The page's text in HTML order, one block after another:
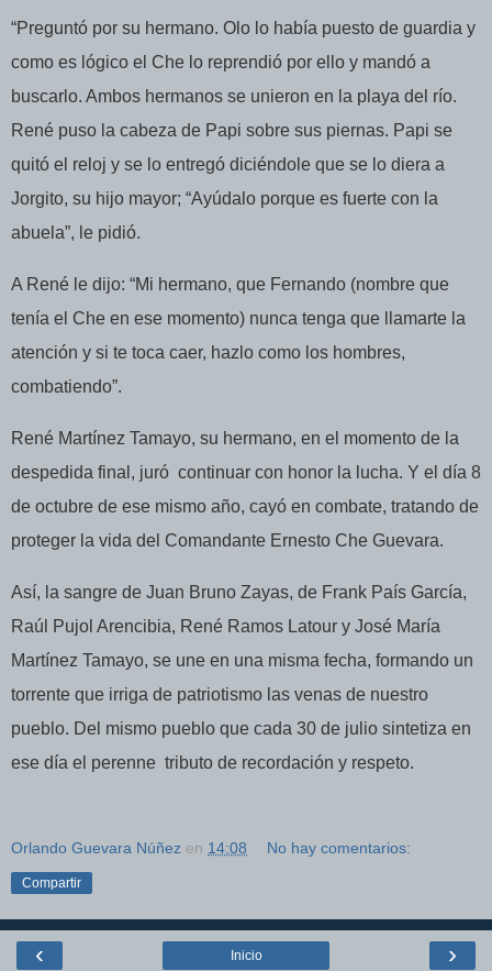
“Preguntó por su hermano. Olo lo había puesto de guardia y
como es lógico el Che lo reprendió por ello y mandó a
buscarlo. Ambos hermanos se unieron en la playa del río.
René puso la cabeza de Papi sobre sus piernas. Papi se
quitó el reloj y se lo entregó diciéndole que se lo diera a
Jorgito, su hijo mayor; “Ayúdalo porque es fuerte con la
abuela”, le pidió.
A René le dijo: “Mi hermano, que Fernando (nombre que
tenía el Che en ese momento) nunca tenga que llamarte la
atención y si te toca caer, hazlo como los hombres,
combatiendo”.
René Martínez Tamayo, su hermano, en el momento de la
despedida final, juró continuar con honor la lucha. Y el día 8
de octubre de ese mismo año, cayó en combate, tratando de
proteger la vida del Comandante Ernesto Che Guevara.
Así, la sangre de Juan Bruno Zayas, de Frank País García,
Raúl Pujol Arencibia, René Ramos Latour y José María
Martínez Tamayo, se une en una misma fecha, formando un
torrente que irriga de patriotismo las venas de nuestro
pueblo. Del mismo pueblo que cada 30 de julio sintetiza en
ese día el perenne tributo de recordación y respeto.
Orlando Guevara Núñez en 14:08 No hay comentarios:
Compartir
‹ ›
Inicio